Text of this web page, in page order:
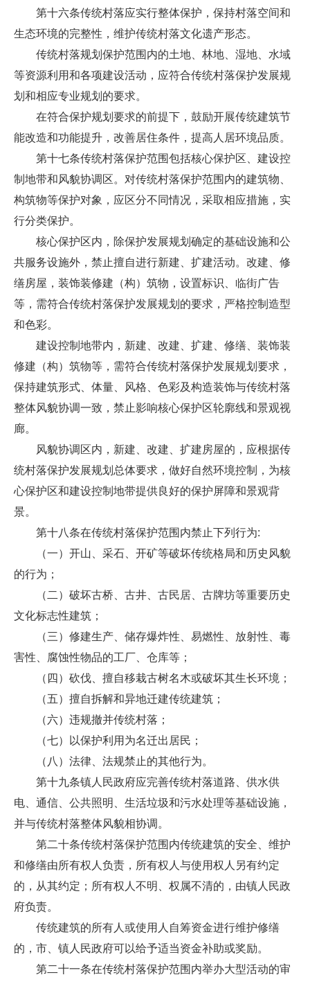
第十六条传统村落应实行整体保护，保持村落空间和
生态环境的完整性，维护传统村落文化遗产形态。
传统村落规划保护范围内的土地、林地、湿地、水域
等资源利用和各项建设活动，应符合传统村落保护发展规
划和相应专业规划的要求。
在符合保护规划要求的前提下，鼓励开展传统建筑节
能改造和功能提升，改善居住条件，提高人居环境品质。
第十七条传统村落保护范围包括核心保护区、建设控
制地带和风貌协调区。对传统村落保护范围内的建筑物、
构筑物等保护对象，应区分不同情况，采取相应措施，实
行分类保护。
核心保护区内，除保护发展规划确定的基础设施和公
共服务设施外，禁止擅自进行新建、扩建活动。改建、修
缮房屋，装饰装修建（构）筑物，设置标识、临街广告
等，需符合传统村落保护发展规划的要求，严格控制造型
和色彩。
建设控制地带内，新建、改建、扩建、修缮、装饰装
修建（构）筑物等，需符合传统村落保护发展规划要求，
保持建筑形式、体量、风格、色彩及构造装饰与传统村落
整体风貌协调一致，禁止影响核心保护区轮廓线和景观视
廊。
风貌协调区内，新建、改建、扩建房屋的，应根据传
统村落保护发展规划总体要求，做好自然环境控制，为核
心保护区和建设控制地带提供良好的保护屏障和景观背
景。
第十八条在传统村落保护范围内禁止下列行为:
（一）开山、采石、开矿等破坏传统格局和历史风貌
的行为；
（二）破坏古桥、古井、古民居、古牌坊等重要历史
文化标志性建筑；
（三）修建生产、储存爆炸性、易燃性、放射性、毒
害性、腐蚀性物品的工厂、仓库等；
（四）砍伐、擅自移栽古树名木或破坏其生长环境；
（五）擅自拆解和异地迁建传统建筑；
（六）违规撤并传统村落；
（七）以保护利用为名迁出居民；
（八）法律、法规禁止的其他行为。
第十九条镇人民政府应完善传统村落道路、供水供
电、通信、公共照明、生活垃圾和污水处理等基础设施，
并与传统村落整体风貌相协调。
第二十条传统村落保护范围内传统建筑的安全、维护
和修缮由所有权人负责，所有权人与使用权人另有约定
的，从其约定；所有权人不明、权属不清的，由镇人民政
府负责。
传统建筑的所有人或使用人自筹资金进行维护修缮
的，市、镇人民政府可以给予适当资金补助或奖励。
第二十一条在传统村落保护范围内举办大型活动的审